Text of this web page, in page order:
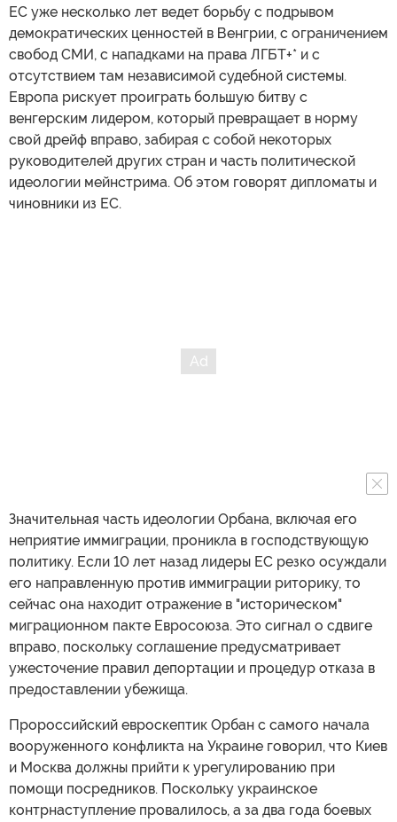
ЕС уже несколько лет ведет борьбу с подрывом
демократических ценностей в Венгрии, с ограничением
свобод СМИ, с нападками на права ЛГБТ+* и с
отсутствием там независимой судебной системы.
Европа рискует проиграть большую битву с
венгерским лидером, который превращает в норму
свой дрейф вправо, забирая с собой некоторых
руководителей других стран и часть политической
идеологии мейнстрима. Об этом говорят дипломаты и
чиновники из ЕС.
Значительная часть идеологии Орбана, включая его
неприятие иммиграции, проникла в господствующую
политику. Если 10 лет назад лидеры ЕС резко осуждали
его направленную против иммиграции риторику, то
сейчас она находит отражение в "историческом"
миграционном пакте Евросоюза. Это сигнал о сдвиге
вправо, поскольку соглашение предусматривает
ужесточение правил депортации и процедур отказа в
предоставлении убежища.
Пророссийский евроскептик Орбан с самого начала
вооруженного конфликта на Украине говорил, что Киев
и Москва должны прийти к урегулированию при
помощи посредников. Поскольку украинское
контрнаступление провалилось, а за два года боевых